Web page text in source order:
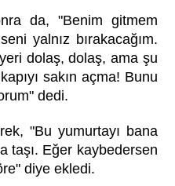
da, "Benim gitmem
yalnız bırakacağım.
dolaş, dolaş, ama şu
sakın açma! Bunu
dedi.
"Bu yumurtayı bana
taşı. Eğer kaybedersen
diye ekledi.